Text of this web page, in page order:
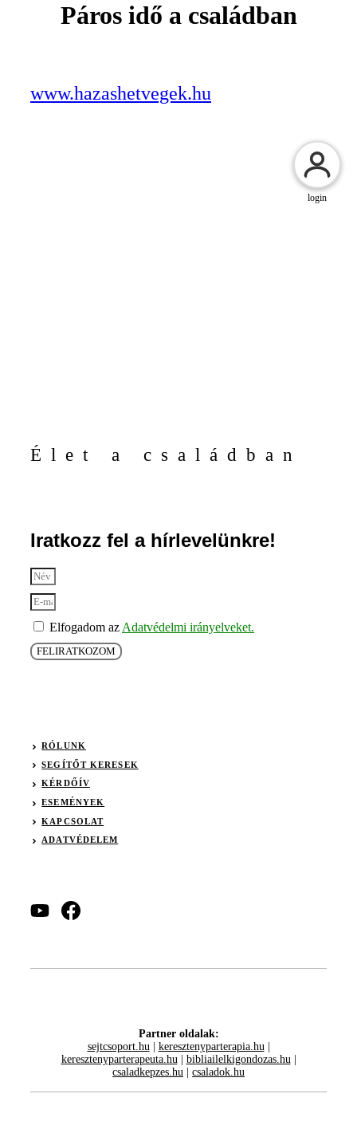
Páros idő a családban
www.hazashetvegek.hu
Élet a családban
Iratkozz fel a hírlevelünkre!
Elfogadom az Adatvédelmi irányelveket.
FELIRATKOZOM
RÓLUNK
SEGÍTŐT KERESEK
KÉRDŐÍV
ESEMÉNYEK
KAPCSOLAT
ADATVÉDELEM
Partner oldalak:
sejtcsoport.hu
keresztenyparterapia.hu
keresztenyparterapeuta.hu
bibliailelkigondozas.hu
csaladkepzes.hu
csaladok.hu
login